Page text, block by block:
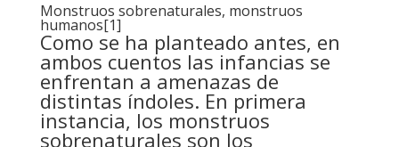
Monstruos sobrenaturales, monstruos
humanos[1]
Como se ha planteado antes, en
ambos cuentos las infancias se
enfrentan a amenazas de
distintas índoles. En primera
instancia, los monstruos
sobrenaturales son los